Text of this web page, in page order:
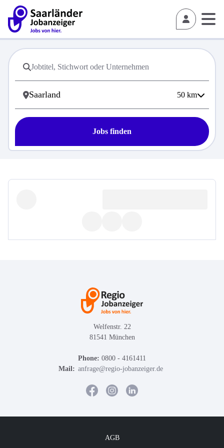
50 km
Jobs finden
Welfenstr. 22
81541 München
Phone: 0800 - 4161411
Mail: anfrage@regio-jobanzeiger.de
AGB